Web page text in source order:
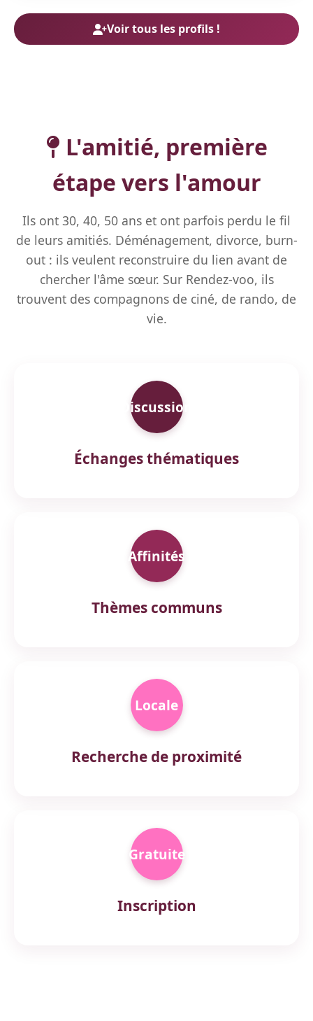
Voir tous les profils !
L'amitié, première
étape vers l'amour
Ils ont 30, 40, 50 ans et ont parfois perdu le fil
de leurs amitiés. Déménagement, divorce, burn-
out : ils veulent reconstruire du lien avant de
chercher l'âme sœur. Sur Rendez-voo, ils
trouvent des compagnons de ciné, de rando, de
vie.
Discussion
Échanges thématiques
Affinités
Thèmes communs
Locale
Recherche de proximité
Gratuite
Inscription